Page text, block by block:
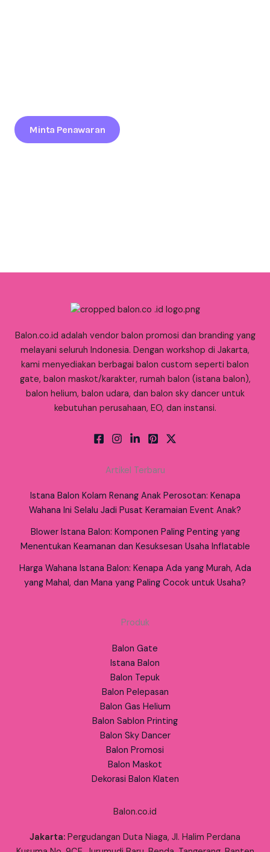
Minta Penawaran
Balon.co.id adalah vendor balon promosi dan branding yang
melayani seluruh Indonesia. Dengan workshop di Jakarta,
kami menyediakan berbagai balon custom seperti balon
gate, balon maskot/karakter, rumah balon (istana balon),
balon helium, balon udara, dan balon sky dancer untuk
kebutuhan perusahaan, EO, dan instansi.
Artikel Terbaru
Istana Balon Kolam Renang Anak Perosotan: Kenapa
Wahana Ini Selalu Jadi Pusat Keramaian Event Anak?
Blower Istana Balon: Komponen Paling Penting yang
Menentukan Keamanan dan Kesuksesan Usaha Inflatable
Harga Wahana Istana Balon: Kenapa Ada yang Murah, Ada
yang Mahal, dan Mana yang Paling Cocok untuk Usaha?
Produk
Balon Gate
Istana Balon
Balon Tepuk
Balon Pelepasan
Balon Gas Helium
Balon Sablon Printing
Balon Sky Dancer
Balon Promosi
Balon Maskot
Dekorasi Balon Klaten
Balon.co.id
Jakarta: Pergudangan Duta Niaga, Jl. Halim Perdana